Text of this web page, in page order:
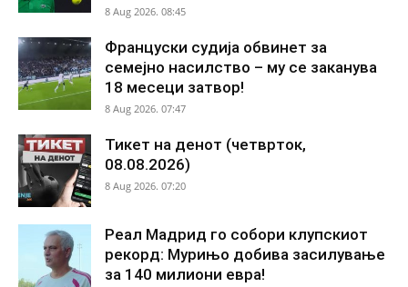
8 Aug 2026. 08:45
Француски судија обвинет за
семејно насилство – му се заканува
18 месеци затвор!
8 Aug 2026. 07:47
Тикет на денот (четврток,
08.08.2026)
8 Aug 2026. 07:20
Реал Мадрид го собори клупскиот
рекорд: Мурињо добива засилување
за 140 милиони евра!